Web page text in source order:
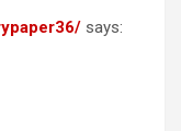
says: